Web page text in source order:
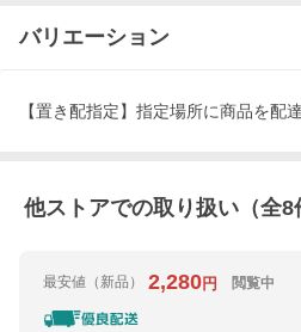
バリエーション
【置き配指定】指定場所に商品を
他ストアでの取り扱い（全8
最安値 （新品） 2,280円 閲覧中